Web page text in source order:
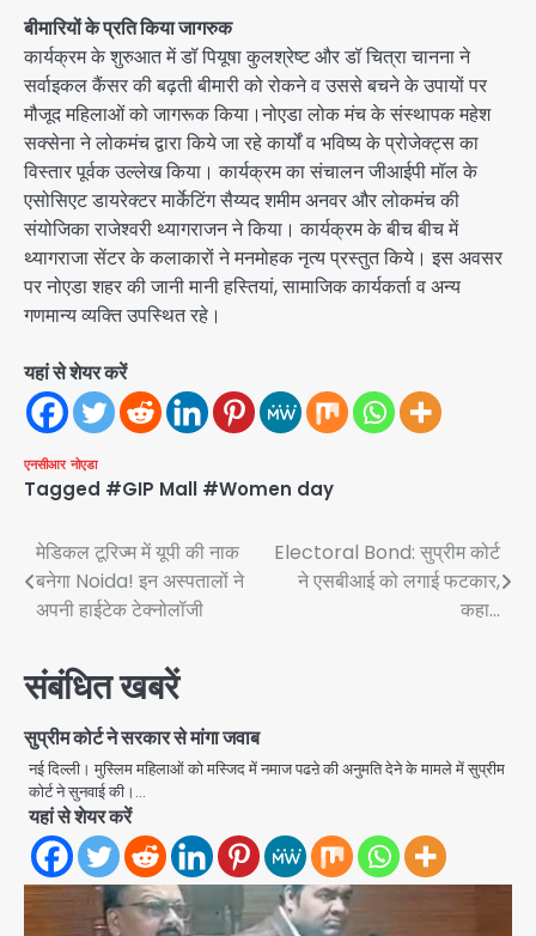
बीमारियों के प्रति किया जागरुक
कार्यक्रम के शुरुआत में डॉ पियूषा कुलश्रेष्ट और डॉ चित्रा चानना ने
सर्वाइकल कैंसर की बढ़ती बीमारी को रोकने व उससे बचने के उपायों पर
मौजूद महिलाओं को जागरूक किया।नोएडा लोक मंच के संस्थापक महेश
सक्सेना ने लोकमंच द्वारा किये जा रहे कार्यों व भविष्य के प्रोजेक्ट्स का
विस्तार पूर्वक उल्लेख किया। कार्यक्रम का संचालन जीआईपी मॉल के
एसोसिएट डायरेक्टर मार्केटिंग सैय्यद शमीम अनवर और लोकमंच की
संयोजिका राजेश्वरी थ्यागराजन ने किया। कार्यक्रम के बीच बीच में
थ्यागराजा सेंटर के कलाकारों ने मनमोहक नृत्य प्रस्तुत किये। इस अवसर
पर नोएडा शहर की जानी मानी हस्तियां, सामाजिक कार्यकर्ता व अन्य
गणमान्य व्यक्ति उपस्थित रहे।
यहां से शेयर करें
एनसीआर नोएडा
Tagged #GIP Mall #Women day
Post
navigation
मेडिकल टूरिज्म में यूपी की नाक
बनेगा Noida! इन अस्पतालों ने
अपनी हाईटेक टेक्नोलॉजी
Electoral Bond: सुप्रीम कोर्ट
ने एसबीआई को लगाई फटकार,
कहा…
संबंधित खबरें
सुप्रीम कोर्ट ने सरकार से मांगा जवाब
नई दिल्ली। मुस्लिम महिलाओं को मस्जिद में नमाज पढऩे की अनुमति देने के मामले में सुप्रीम
कोर्ट ने सुनवाई की।…
यहां से शेयर करें